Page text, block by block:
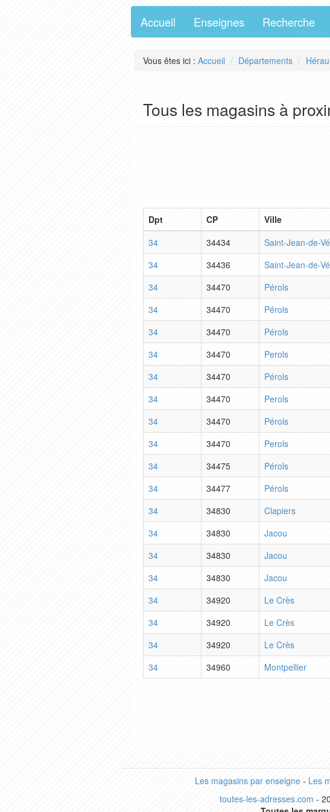
Accueil Enseignes Recherche
Vous êtes ici : Accueil Départements
Tous les magasins à
Dpt CP Ville
34
34434 Saint-Jean-de-
34
34436 Saint-Jean-de-
34
34470 Pérols
34
34470 Pérols
34
34470 Pérols
34
34470 Perols
34
34470 Pérols
34
34470 Perols
34
34470 Pérols
34
34470 Perols
34
34475 Pérols
34
34477 Pérols
34
34830 Clapiers
34
34830 Jacou
34
34830 Jacou
34
34830 Jacou
34
34920 Le Crès
34
34920 Le Crès
34
34920 Le Crès
34
34960 Montpellier
Les magasins par enseigne- Les
toutes-les-adresses.com -